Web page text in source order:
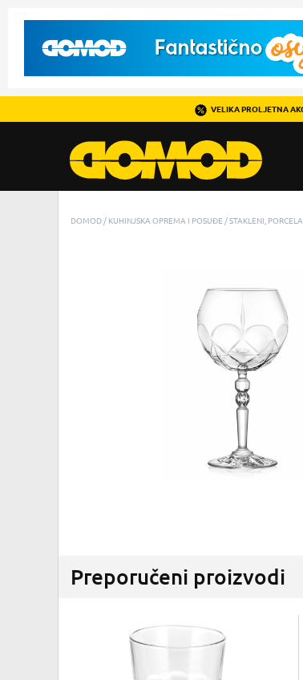
VELIKA PROLJETNA
DOMOD KUHINJSKA OPREMA I POSUĐE STAKLENI,
Preporučeni proizvodi